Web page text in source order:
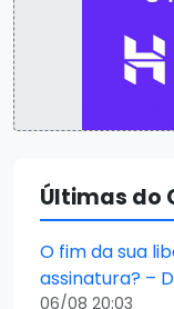
Últimas do
O fim da sua
assinatura? –
06/08 20:03